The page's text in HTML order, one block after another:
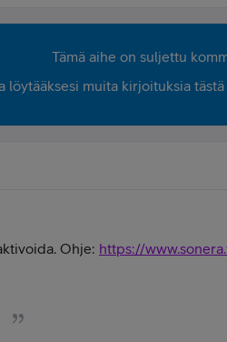
Tämä aihe on suljettu
löytääksesi muita kirjoituksia
Ohje: https://